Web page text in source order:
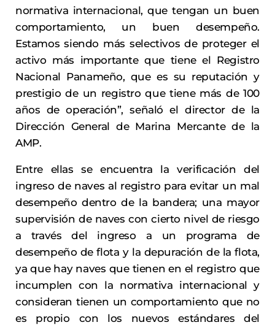
normativa internacional, que tengan un buen
comportamiento, un buen desempeño.
Estamos siendo más selectivos de proteger el
activo más importante que tiene el Registro
Nacional Panameño, que es su reputación y
prestigio de un registro que tiene más de 100
años de operación”, señaló el director de la
Dirección General de Marina Mercante de la
AMP.
Entre ellas se encuentra la verificación del
ingreso de naves al registro para evitar un mal
desempeño dentro de la bandera; una mayor
supervisión de naves con cierto nivel de riesgo
a través del ingreso a un programa de
desempeño de flota y la depuración de la flota,
ya que hay naves que tienen en el registro que
incumplen con la normativa internacional y
consideran tienen un comportamiento que no
es propio con los nuevos estándares del